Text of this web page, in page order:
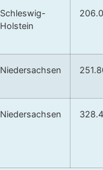
Schleswig-
Holstein
Niedersachsen
Niedersachsen